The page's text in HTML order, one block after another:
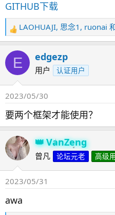
GITHUB下载
反
馈
：
LAOHUAJI, 思念1 , ruonai
E edgezp
用户 认证用户
2023/05/30
要两个框架才能使用？
VanZeng
曾凡 论坛元老 高级
2023/05/31
awa